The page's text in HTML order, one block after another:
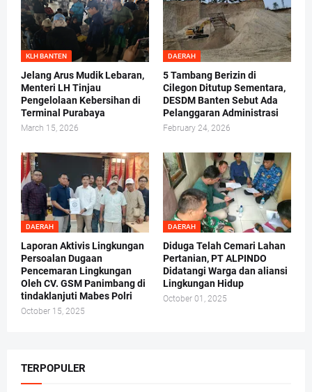
KLH BANTEN
Jelang Arus Mudik Lebaran,
Menteri LH Tinjau
Pengelolaan Kebersihan di
Terminal Purabaya
March 15, 2026
DAERAH
5 Tambang Berizin di
Cilegon Ditutup Sementara,
DESDM Banten Sebut Ada
Pelanggaran Administrasi
February 24, 2026
DAERAH
Laporan Aktivis Lingkungan
Persoalan Dugaan
Pencemaran Lingkungan
Oleh CV. GSM Panimbang di
tindaklanjuti Mabes Polri
October 15, 2025
DAERAH
Diduga Telah Cemari Lahan
Pertanian, PT ALPINDO
Didatangi Warga dan aliansi
Lingkungan Hidup
October 01, 2025
TERPOPULER